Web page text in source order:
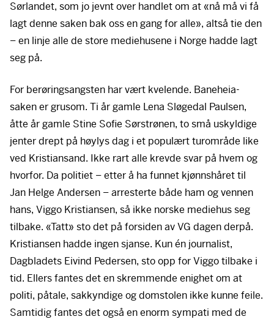
Sørlandet, som jo jevnt over handlet om at «nå må vi få
lagt denne saken bak oss en gang for alle», altså tie den
– en linje alle de store mediehusene i Norge hadde lagt
seg på.
For berøringsangsten har vært kvelende. Baneheia-
saken er grusom. Ti år gamle Lena Sløgedal Paulsen,
åtte år gamle Stine Sofie Sørstrønen, to små uskyldige
jenter drept på høylys dag i et populært turområde like
ved Kristiansand. Ikke rart alle krevde svar på hvem og
hvorfor. Da politiet – etter å ha funnet kjønnshåret til
Jan Helge Andersen – arresterte både ham og vennen
hans, Viggo Kristiansen, så ikke norske mediehus seg
tilbake. «Tatt» sto det på forsiden av VG dagen derpå.
Kristiansen hadde ingen sjanse. Kun én journalist,
Dagbladets Eivind Pedersen, sto opp for Viggo tilbake i
tid. Ellers fantes det en skremmende enighet om at
politi, påtale, sakkyndige og domstolen ikke kunne feile.
Samtidig fantes det også en enorm sympati med de